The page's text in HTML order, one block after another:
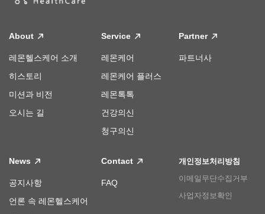
About
레몬헬스케어 소개
히스토리
미션과 비전
오시는 길
Service
레몬케어
레몬케어 플러스
레몬톡톡
건강의신
청구의신
Partner
파트너사
News
공지사항
언론 속 레몬헬스케어
Contact
FAQ
개인정보처리방침
이메일무단수집거부
사업자정보확인